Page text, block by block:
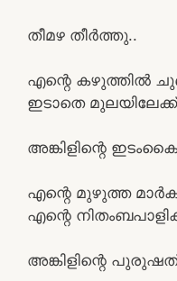
തീമഴ തീർത്തു..
എന്റെ കഴുത്തിൽ
ഇടാതെ മുലയിലേക്ക്
അങ്കിളിന്റെ
എന്റെ മുഴുത്ത
എന്റെ
അങ്കിളിന്റെ